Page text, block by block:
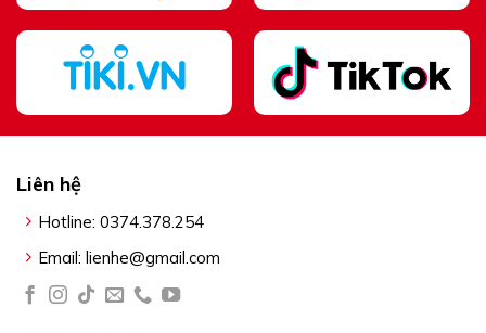
Liên hệ
Hotline: 0374.378.254
Email: lienhe@gmail.com